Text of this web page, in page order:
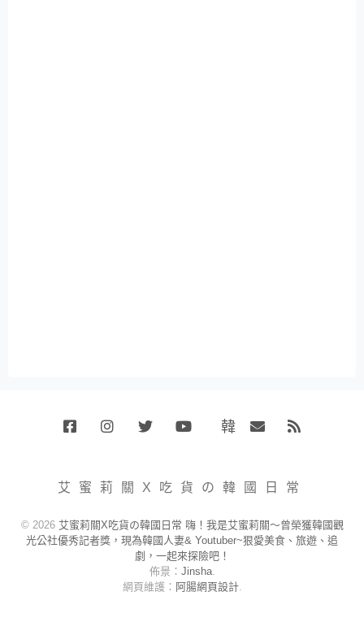
韓
小
賣
艾蜜莉關X吃貨の韓國日常
© 2026 艾蜜莉關X吃貨の韓國日常 嗨！我是艾蜜莉關～曾榮獲韓國觀
光公社優秀記者獎，現為韓國人妻& Youtuber~狠愛美食、旅遊、追
劇，一起來探險吧！
佈景： Jinsha.
網頁維護： 阿腸網頁設計.